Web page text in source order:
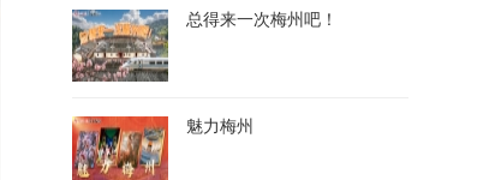
总得来一次梅州吧！
魅力梅州